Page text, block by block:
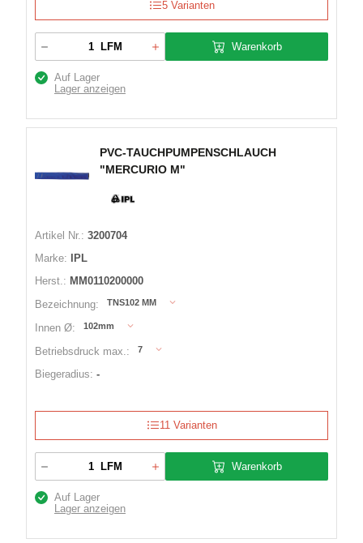
5 Varianten
LFM Warenkorb
Auf Lager
Lager anzeigen
PVC-TAUCHPUMPENSCHLAUCH
"MERCURIO M"
Artikel Nr.: 3200704
Marke:
IPL
Herst.: MM0110200000
Bezeichnung:
TNS102 MM
Innen Ø: 102mm
Betriebsdruck max.: 7
Biegeradius: -
11 Varianten
LFM Warenkorb
Auf Lager
Lager anzeigen